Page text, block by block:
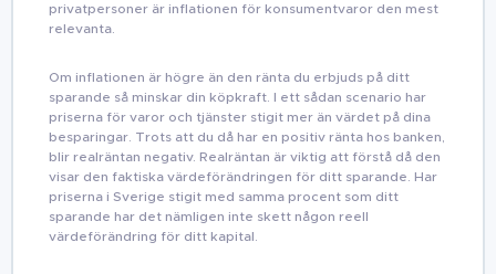
privatpersoner är inflationen för konsumentvaror den mest
relevanta.
Om inflationen är högre än den ränta du erbjuds på ditt
sparande så minskar din köpkraft. I ett sådan scenario har
priserna för varor och tjänster stigit mer än värdet på dina
besparingar. Trots att du då har en positiv ränta hos banken,
blir realräntan negativ. Realräntan är viktig att förstå då den
visar den faktiska värdeförändringen för ditt sparande. Har
priserna i Sverige stigit med samma procent som ditt
sparande har det nämligen inte skett någon reell
värdeförändring för ditt kapital.